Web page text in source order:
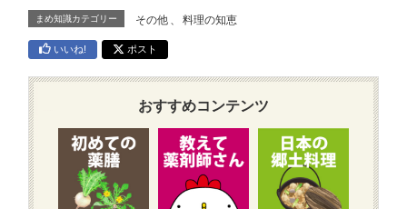
まめ知識カテゴリー その他 、 料理の知恵
いいね! ポスト
おすすめコンテンツ